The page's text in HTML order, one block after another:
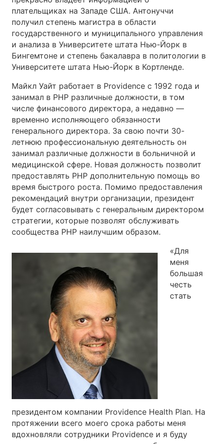
плательщиках на Западе США. Антонуччи
получил степень магистра в области
государственного и муниципального управления
и анализа в Университете штата Нью-Йорк в
Бингемтоне и степень бакалавра в политологии в
Университете штата Нью-Йорк в Кортленде.
Майкл Уайт работает в Providence с 1992 года и
занимал в PHP различные должности, в том
числе финансового директора, а недавно —
временно исполняющего обязанности
генерального директора. За свою почти 30-
летнюю профессиональную деятельность он
занимал различные должности в больничной и
медицинской сфере. Новая должность позволит
предоставлять PHP дополнительную помощь во
время быстрого роста. Помимо предоставления
рекомендаций внутри организации, президент
будет согласовывать с генеральным директором
стратегии, которые позволят обслуживать
сообщества PHP наилучшим образом.
«Для
меня
большая
честь
стать
президентом компании Providence Health Plan. На
протяжении всего моего срока работы меня
вдохновляли сотрудники Providence и я буду